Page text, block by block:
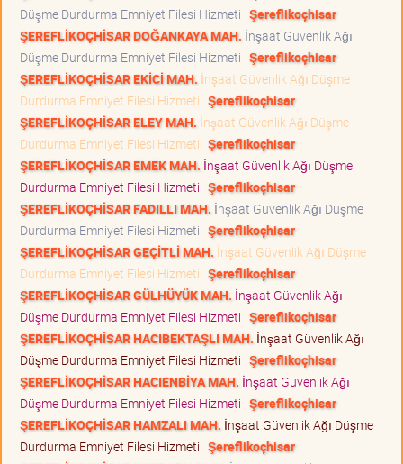
Düşme Durdurma Emniyet Filesi Hizmeti Şereflikoçhisar
ŞEREFLİKOÇHİSAR DOĞANKAYA MAH. İnşaat Güvenlik Ağı
Düşme Durdurma Emniyet Filesi Hizmeti Şereflikoçhisar
ŞEREFLİKOÇHİSAR EKİCİ MAH. İnşaat Güvenlik Ağı Düşme
Durdurma Emniyet Filesi Hizmeti Şereflikoçhisar
ŞEREFLİKOÇHİSAR ELEY MAH. İnşaat Güvenlik Ağı Düşme
Durdurma Emniyet Filesi Hizmeti Şereflikoçhisar
ŞEREFLİKOÇHİSAR EMEK MAH. İnşaat Güvenlik Ağı Düşme
Durdurma Emniyet Filesi Hizmeti Şereflikoçhisar
ŞEREFLİKOÇHİSAR FADILLI MAH. İnşaat Güvenlik Ağı Düşme
Durdurma Emniyet Filesi Hizmeti Şereflikoçhisar
ŞEREFLİKOÇHİSAR GEÇİTLİ MAH. İnşaat Güvenlik Ağı Düşme
Durdurma Emniyet Filesi Hizmeti Şereflikoçhisar
ŞEREFLİKOÇHİSAR GÜLHÜYÜK MAH. İnşaat Güvenlik Ağı
Düşme Durdurma Emniyet Filesi Hizmeti Şereflikoçhisar
ŞEREFLİKOÇHİSAR HACIBEKTAŞLI MAH. İnşaat Güvenlik Ağı
Düşme Durdurma Emniyet Filesi Hizmeti Şereflikoçhisar
ŞEREFLİKOÇHİSAR HACIENBİYA MAH. İnşaat Güvenlik Ağı
Düşme Durdurma Emniyet Filesi Hizmeti Şereflikoçhisar
ŞEREFLİKOÇHİSAR HAMZALI MAH. İnşaat Güvenlik Ağı Düşme
Durdurma Emniyet Filesi Hizmeti Şereflikoçhisar